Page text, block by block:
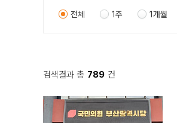
전체 1주 1개월
검색결과 총 789 건